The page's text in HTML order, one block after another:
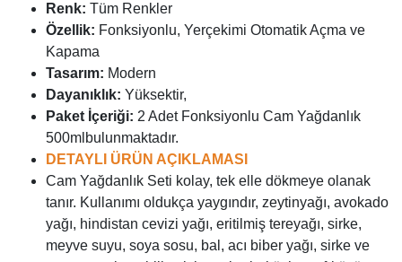
Renk: Tüm Renkler
Özellik: Fonksiyonlu, Yerçekimi Otomatik Açma ve
Kapama
Tasarım: Modern
Dayanıklık: Yüksektir,
Paket İçeriği: 2 Adet Fonksiyonlu Cam Yağdanlık
500mlbulunmaktadır.
DETAYLI ÜRÜN AÇIKLAMASI
Cam Yağdanlık Seti kolay, tek elle dökmeye olanak
tanır. Kullanımı oldukça yaygındır, zeytinyağı, avokado
yağı, hindistan cevizi yağı, eritilmiş tereyağı, sirke,
meyve suyu, soya sosu, bal, acı biber yağı, sirke ve